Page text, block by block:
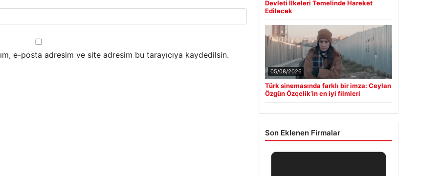
e-posta adresim ve site adresim bu tarayıcıya kaydedilsin.
Devleti İlkeleri Temelinde Hareket
Edilecek
05/08/2026
Türk sinemasında farklı bir imza: Ceylan
Özgün Özçelik’in en iyi filmleri
Son Eklenen Firmalar